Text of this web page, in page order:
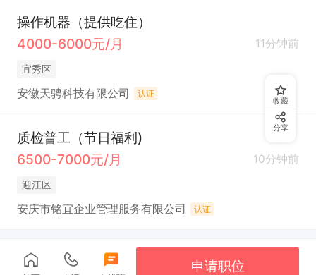
操作机器（提供吃住）
4000-6000元/月
11分钟前
宜秀区
安徽天骋科技有限公司 认证
质检普工（节日福利)
6500-7000元/月
10分钟前
迎江区
安庆市铭宜企业管理服务有限公司 认证
收藏
分享
申请职位